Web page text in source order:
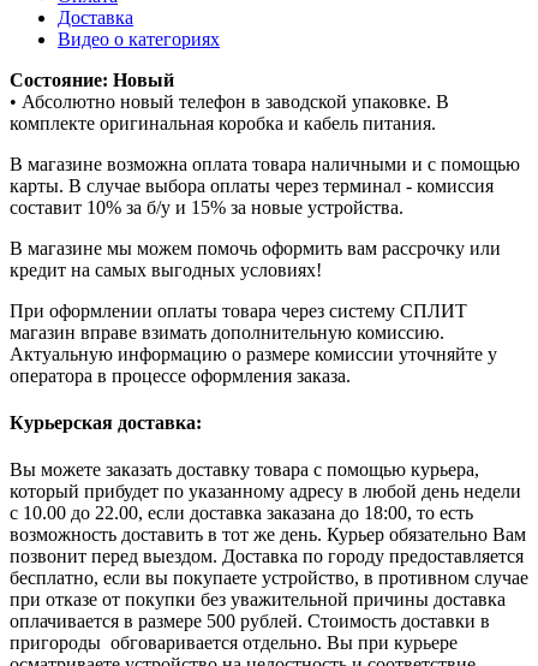
Доставка
Видео о категориях
Состояние: Новый
• Абсолютно новый телефон в заводской упаковке. В
комплекте оригинальная коробка и кабель питания.
В магазине возможна оплата товара наличными и с помощью
карты. В случае выбора оплаты через терминал - комиссия
составит 10% за б/у и 15% за новые устройства.
В магазине мы можем помочь оформить вам рассрочку или
кредит на самых выгодных условиях!
При оформлении оплаты товара через систему СПЛИТ
магазин вправе взимать дополнительную комиссию.
Актуальную информацию о размере комиссии уточняйте у
оператора в процессе оформления заказа.
Курьерская доставка:
Вы можете заказать доставку товара с помощью курьера,
который прибудет по указанному адресу в любой день недели
с 10.00 до 22.00, если доставка заказана до 18:00, то есть
возможность доставить в тот же день. Курьер обязательно Вам
позвонит перед выездом. Доставка по городу предоставляется
бесплатно, если вы покупаете устройство, в противном случае
при отказе от покупки без уважительной причины доставка
оплачивается в размере 500 рублей. Стоимость доставки в
пригороды обговаривается отдельно. Вы при курьере